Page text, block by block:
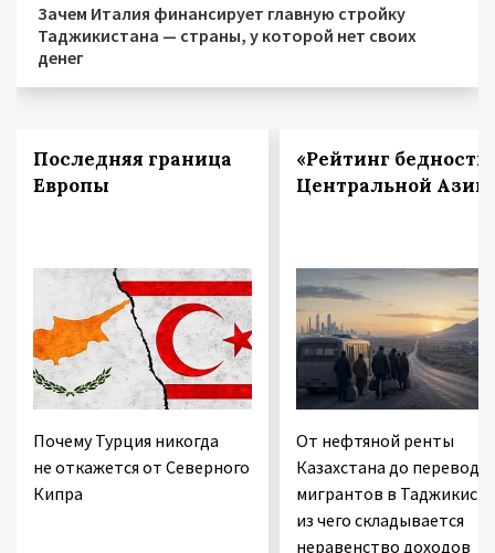
Зачем Италия финансирует главную стройку
Таджикистана — страны, у которой нет своих
денег
Последняя граница
Европы
Почему Турция никогда
не откажется от Северного
Кипра
«Рейтинг
Центральной Азии
От нефтяной ренты
Казахстана до
мигрантов в
из чего складывается
неравенство доходов